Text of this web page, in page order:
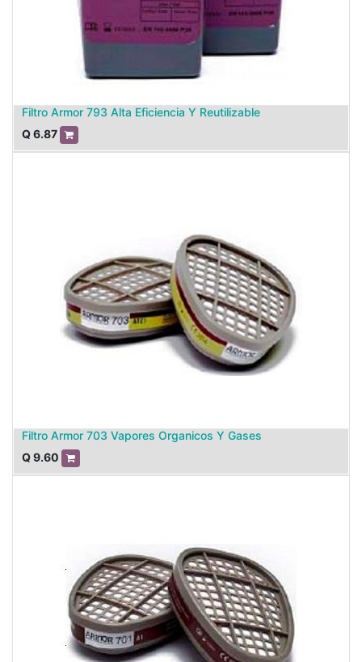
Filtro Armor 793 Alta Eficiencia Y Reutilizable
Q6.87
Filtro Armor 703 Vapores Organicos Y Gases
Q9.60